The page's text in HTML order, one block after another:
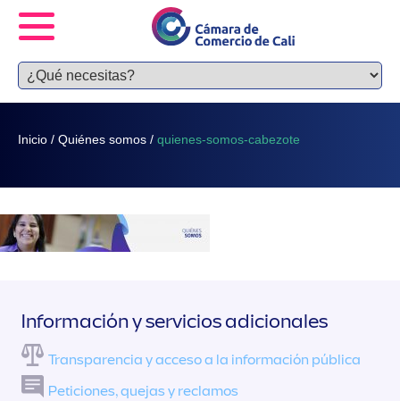
Inicio / Quiénes somos / quienes-somos-cabezote
Información y servicios adicionales
Transparencia y acceso a la información pública
Peticiones, quejas y reclamos